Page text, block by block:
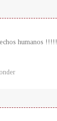
humanos !!!!!